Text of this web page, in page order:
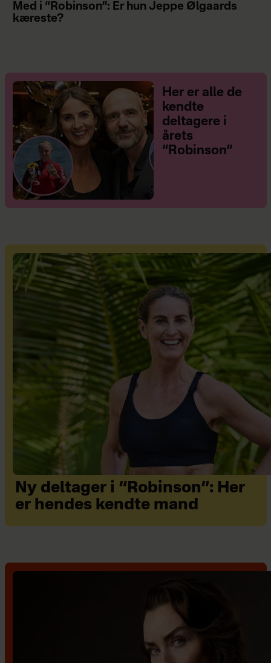
Med i “Robinson”: Er hun Jeppe Ølgaards
kæreste?
Her er alle de
kendte
deltagere i
årets
“Robinson”
Ny deltager i “Robinson”: Her
er hendes kendte mand